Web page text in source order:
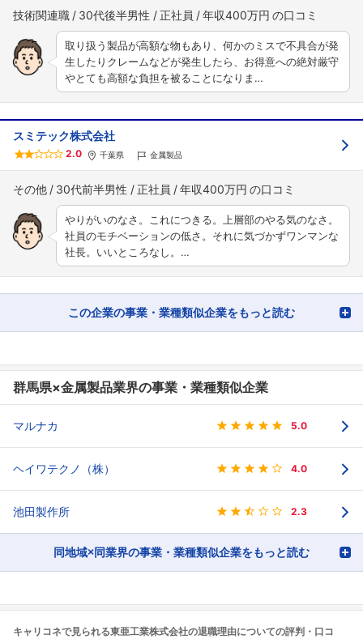
技術関連職 30代後半男性 正社員 年収400万円
取り扱う製品が高額な物もあり、何かのミスで不具合が発
生したりクレームなどが発生したら、お得意への絶対厳守
やとても高額な負担を被ることになりま…
スミテック株式会社
2.0 千葉県 金属製品
その他 30代前半男性 正社員 年収400万円
やりがいのなさ。これにつきる。上層部のやる気のなさ。
社員のモチベーションの低さ。それに気づかずワンマンな
社長。いいところなし。…
この企業の事業・業種類似企業をもっと読む
群馬県×金属製品業界の事業・業種類似企業
マルナカ 5.0
ヘイワテクノ（株） 4.0
池田製作所 2.3
同地域×同業界の事業・業種類似企業をもっと読む
キャリコネで見られる東亜工業株式会社の退職理由についての評判・口コ